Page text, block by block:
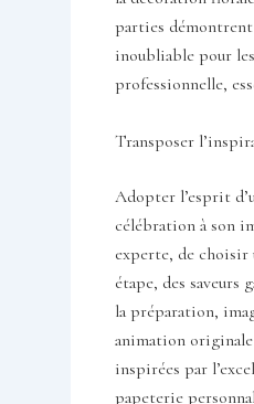
parties
inoubliable pour
professionnelle,
Transposer
Adopter l’esprit
célébration à son
experte, de choisir
étape, des saveurs
la préparation,
animation
inspirées par
papeterie